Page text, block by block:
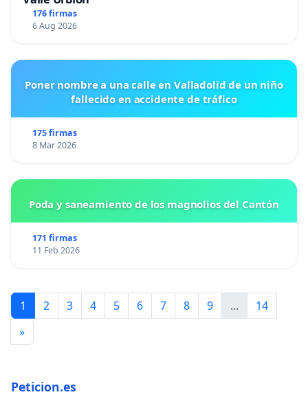
176 firmas
6 Aug 2026
Poner nombre a una calle en Valladolid de un niño
fallecido en accidente de tráfico
175 firmas
8 Mar 2026
Poda y saneamiento de los magnolios del Cantón
171 firmas
11 Feb 2026
1 2 3 4 5 6 7 8 9 ...
14
»
Peticion.es